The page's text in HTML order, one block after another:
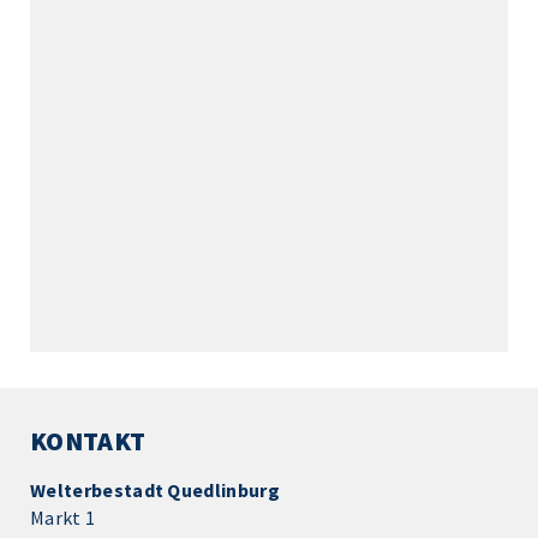
KONTAKT
Welterbestadt Quedlinburg
Markt 1